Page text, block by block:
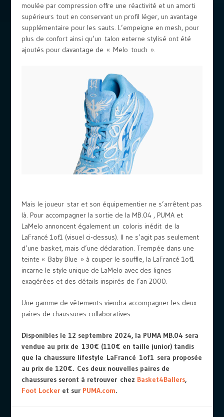
moulée par compression offre une réactivité et un amorti
supérieurs tout en conservant un profil léger, un avantage
supplémentaire pour les sauts. L’empeigne en mesh, pour
plus de confort ainsi qu’un talon externe stylisé ont été
ajoutés pour davantage de « Melo touch ».
Mais le joueur star et son équipementier ne s’arrêtent pas
là. Pour accompagner la sortie de la MB.04 , PUMA et
LaMelo annoncent également un coloris inédit de la
LaFrancé 1of1 (visuel ci-dessus). Il ne s’agit pas seulement
d’une basket, mais d’une déclaration. Trempée dans une
teinte « Baby Blue » à couper le souffle, la LaFrancé 1of1
incarne le style unique de LaMelo avec des lignes
exagérées et des détails inspirés de l’an 2000.
Une gamme de vêtements viendra accompagner les deux
paires de chaussures collaboratives.
Disponibles le 12 septembre 2024, la PUMA MB.04 sera
vendue au prix de 130€ (110€ en taille junior) tandis
que la chaussure lifestyle LaFrancé 1of1 sera proposée
au prix de 120€. Ces deux nouvelles paires de
chaussures seront à retrouver chez Basket4Ballers,
Foot Lockeret sur PUMA.com.